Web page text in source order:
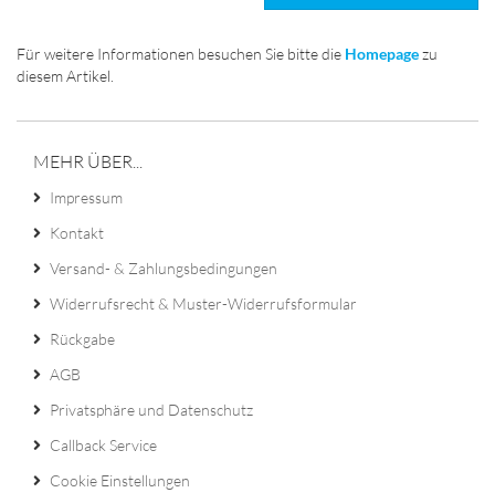
Für weitere Informationen besuchen Sie bitte die Homepagezu
diesem Artikel.
MEHR ÜBER...
Impressum
Kontakt
Versand- & Zahlungsbedingungen
Widerrufsrecht & Muster-Widerrufsformular
Rückgabe
AGB
Privatsphäre und Datenschutz
Callback Service
Cookie Einstellungen